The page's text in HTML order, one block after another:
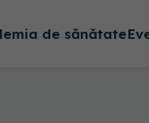
de sănătate